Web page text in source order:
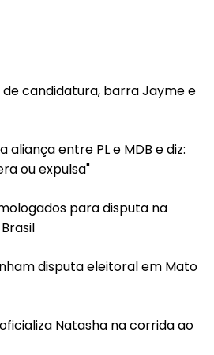
senadoras, que veem
governo nos bastidores.
vamos nos posicionar
foi feito, foi no mínimo
forma como foi utilizada.
das senadoras que
da bancada feminina
mostrar que não se
desigual", afirmou a
(MDB-ES).
de candidatura, barra Jayme e
aliança entre PL e MDB e diz:
ou expulsa"
para disputa na
disputa eleitoral em Mato
Natasha na corrida ao